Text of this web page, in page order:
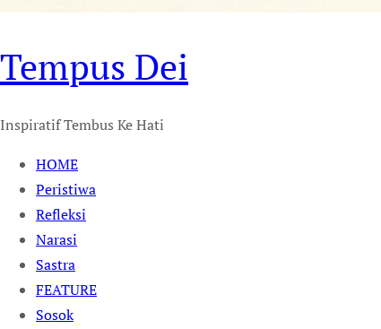
Tempus Dei
Inspiratif Tembus Ke Hati
HOME
Peristiwa
Refleksi
Narasi
Sastra
FEATURE
Sosok